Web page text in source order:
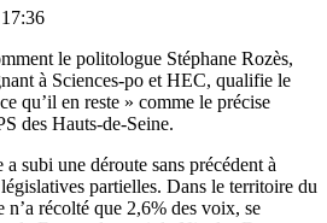
le politologue Stéphane Rozès,
à Sciences-po et HEC, qualifie le
qu’il en reste » comme le précise
des Hauts-de-Seine.
subi une déroute sans précédent à
partielles. Dans le territoire du
récolté que 2,6% des voix, se